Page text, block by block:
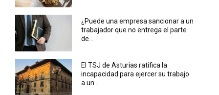
¿Puede una empresa sancionar a un
trabajador que no entrega el parte
de...
El TSJ de Asturias ratifica la
incapacidad para ejercer su trabajo
a un...